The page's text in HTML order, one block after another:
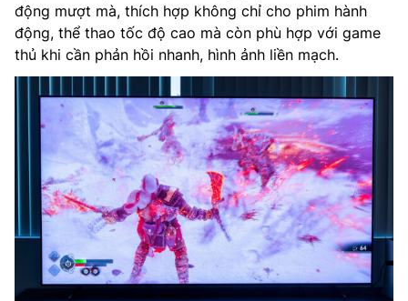
động mượt mà, thích hợp không chỉ cho phim hành
động, thể thao tốc độ cao mà còn phù hợp với game
thủ khi cần phản hồi nhanh, hình ảnh liền mạch.